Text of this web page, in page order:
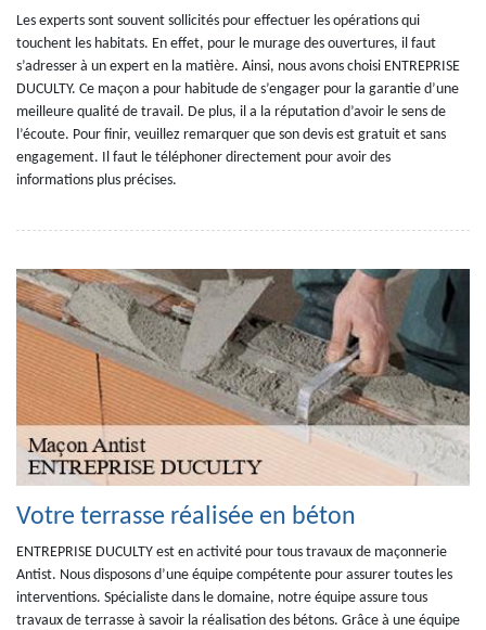
Les experts sont souvent sollicités pour effectuer les opérations qui
touchent les habitats. En effet, pour le murage des ouvertures, il faut
s’adresser à un expert en la matière. Ainsi, nous avons choisi ENTREPRISE
DUCULTY. Ce maçon a pour habitude de s’engager pour la garantie d’une
meilleure qualité de travail. De plus, il a la réputation d’avoir le sens de
l’écoute. Pour finir, veuillez remarquer que son devis est gratuit et sans
engagement. Il faut le téléphoner directement pour avoir des
informations plus précises.
Votre terrasse réalisée en béton
ENTREPRISE DUCULTY est en activité pour tous travaux de maçonnerie
Antist. Nous disposons d’une équipe compétente pour assurer toutes les
interventions. Spécialiste dans le domaine, notre équipe assure tous
travaux de terrasse à savoir la réalisation des bétons. Grâce à une équipe